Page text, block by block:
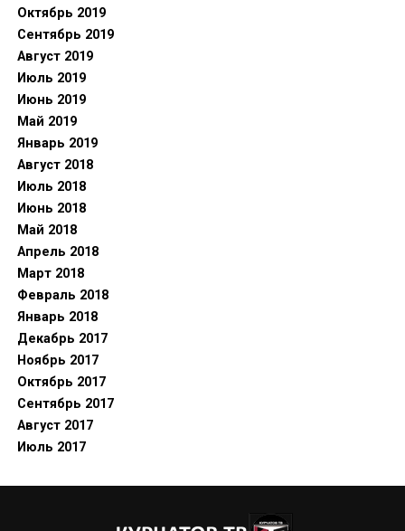
Октябрь 2019
Сентябрь 2019
Август 2019
Июль 2019
Июнь 2019
Май 2019
Январь 2019
Август 2018
Июль 2018
Июнь 2018
Май 2018
Апрель 2018
Март 2018
Февраль 2018
Январь 2018
Декабрь 2017
Ноябрь 2017
Октябрь 2017
Сентябрь 2017
Август 2017
Июль 2017